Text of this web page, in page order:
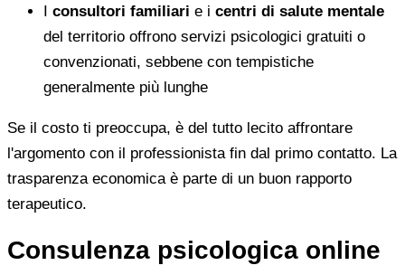
I consultori familiari e i centri di salute mentale
del territorio offrono servizi psicologici gratuiti o
convenzionati, sebbene con tempistiche
generalmente più lunghe
Se il costo ti preoccupa, è del tutto lecito affrontare
l'argomento con il professionista fin dal primo contatto. La
trasparenza economica è parte di un buon rapporto
terapeutico.
Consulenza psicologica online